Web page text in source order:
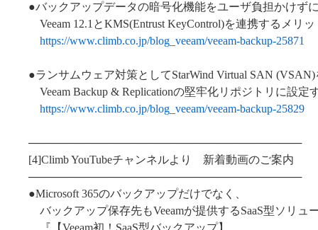
●バックアップデータの暗号化機能をユーザ負担かけず
Veeam 12.1とKMS(Entrust KeyControl)を連携するメリ
https://www.climb.co.jp/blog_veeam/veeam-backup-25871
●ランサムウェア対策としてStarWind Virtual SAN (VSAN)
Veeam Backup & Replicationの堅牢化リポジトリに設定
https://www.climb.co.jp/blog_veeam/veeam-backup-25829
───────────────────────────────────
[4]Climb YouTubeチャンネルより 新着動画のご案内
───────────────────────────────────
●Microsoft 365のバックアップだけでなく、
バックアップ保存先もVeeamが提供するSaaS型ソリュ
『【Veeam初！SaaS型バックアップ】